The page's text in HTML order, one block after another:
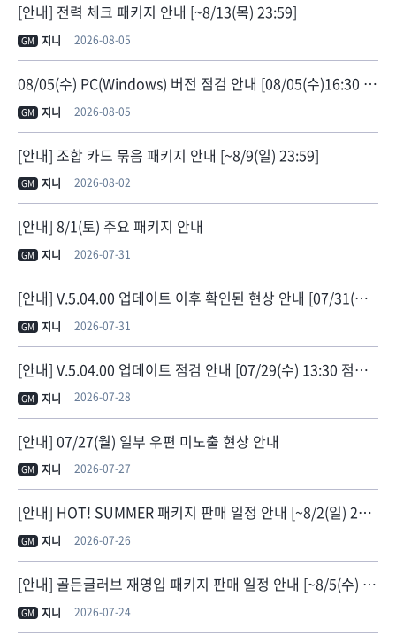
[안내] 전력 체크 패키지 안내 [~8/13(목) 23:59]
GM 지니 2026-08-05
08/05(수) PC(Windows) 버전 점검 안내 [08/05(수)16:30 점검 종료]
GM 지니 2026-08-05
[안내] 조합 카드 묶음 패키지 안내 [~8/9(일) 23:59]
GM 지니 2026-08-02
[안내] 8/1(토) 주요 패키지 안내
GM 지니 2026-07-31
[안내] V.5.04.00 업데이트 이후 확인된 현상 안내 [07/31(금) 11:30 현상 수정]
GM 지니 2026-07-31
[안내] V.5.04.00 업데이트 점검 안내 [07/29(수) 13:30 점검 종료]
GM 지니 2026-07-28
[안내] 07/27(월) 일부 우편 미노출 현상 안내
GM 지니 2026-07-27
[안내] HOT! SUMMER 패키지 판매 일정 안내 [~8/2(일) 23:59]
GM 지니 2026-07-26
[안내] 골든글러브 재영입 패키지 판매 일정 안내 [~8/5(수) 23:59]
GM 지니 2026-07-24